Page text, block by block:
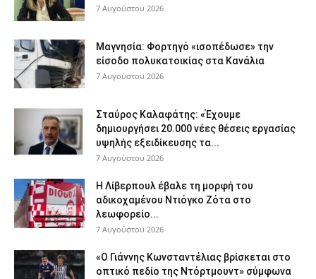
7 Αυγούστου 2026
Μαγνησία: Φορτηγό «ισοπέδωσε» την
είσοδο πολυκατοικίας στα Κανάλια
7 Αυγούστου 2026
Σταύρος Καλαφάτης: «Έχουμε
δημιουργήσει 20.000 νέες θέσεις εργασίας
υψηλής εξειδίκευσης τα...
7 Αυγούστου 2026
Η Λίβερπουλ έβαλε τη μορφή του
αδικοχαμένου Ντιόγκο Ζότα στο
λεωφορείο...
7 Αυγούστου 2026
«Ο Γιάννης Κωνσταντέλιας βρίσκεται στο
οπτικό πεδίο της Ντόρτμουντ» σύμφωνα